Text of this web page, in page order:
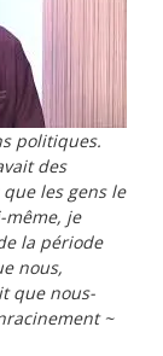
politiques.
des
les gens le
même, je
la période
nous,
que nous-
~